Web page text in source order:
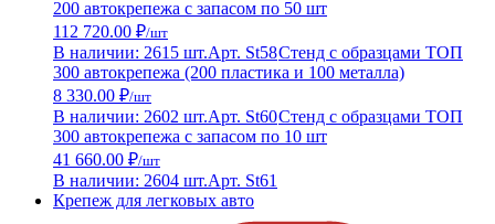
200 автокрепежа с запасом по 50 шт
112 720.00 ₽/шт
В наличии: 2615 шт.Арт. St58Стенд с образцами ТОП
300 автокрепежа (200 пластика и 100 металла)
8 330.00 ₽/шт
В наличии: 2602 шт.Арт. St60Стенд с образцами ТОП
300 автокрепежа с запасом по 10 шт
41 660.00 ₽/шт
В наличии: 2604 шт.Арт. St61
Крепеж для легковых авто